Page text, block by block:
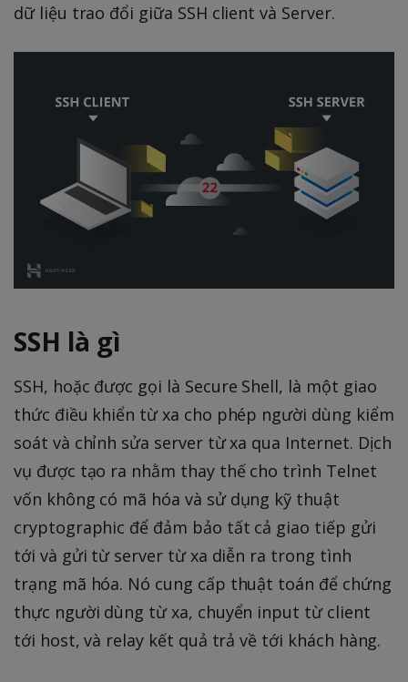
dữ liệu trao đổi giữa SSH client và Server.
SSH là gì
SSH, hoặc được gọi là Secure Shell, là một giao
thức điều khiển từ xa cho phép người dùng kiểm
soát và chỉnh sửa server từ xa qua Internet. Dịch
vụ được tạo ra nhằm thay thế cho trình Telnet
vốn không có mã hóa và sử dụng kỹ thuật
cryptographic để đảm bảo tất cả giao tiếp gửi
tới và gửi từ server từ xa diễn ra trong tình
trạng mã hóa. Nó cung cấp thuật toán để chứng
thực người dùng từ xa, chuyển input từ client
tới host, và relay kết quả trả về tới khách hàng.